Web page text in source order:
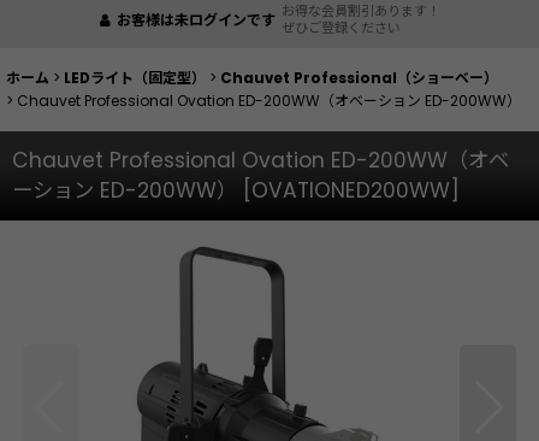
お客様は未ログインです お得な会員割引あります！
ぜひご登録ください
ホーム > LEDライト（固定型） > Chauvet Professional（ショーベー）
> Chauvet Professional Ovation ED-200WW（オベーション ED-200WW）
Chauvet Professional Ovation ED-200WW（オベ
ーション ED-200WW）
OVATIONED200WW